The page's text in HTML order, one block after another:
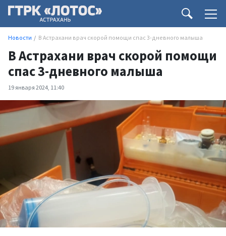
Новости В Астрахани врач скорой помощи спас 3-дневного малыша
В Астрахани врач скорой помощи
спас 3-дневного малыша
19 января 2024, 11:40